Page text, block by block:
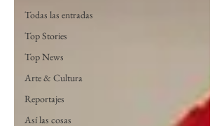
Todas las entradas
Top Stories
Top News
Arte & Cultura
Reportajes
Así las cosas